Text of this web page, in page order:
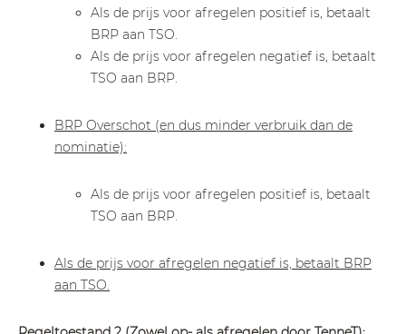
Als de prijs voor afregelen positief is, betaalt
BRP aan TSO.
Als de prijs voor afregelen negatief is, betaalt
TSO aan BRP.
BRP Overschot (en dus minder verbruik dan de
nominatie):
Als de prijs voor afregelen positief is, betaalt
TSO aan BRP.
Als de prijs voor afregelen negatief is, betaalt BRP
aan TSO.